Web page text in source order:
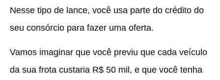
Nesse tipo de lance, você usa parte do crédito do
seu consórcio para fazer uma oferta.
Vamos imaginar que você previu que cada veículo
da sua frota custaria R$ 50 mil, e que você tenha